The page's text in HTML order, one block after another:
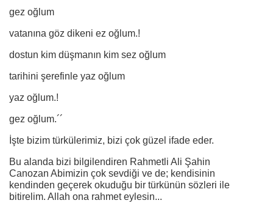
gez oğlum
vatanına göz dikeni ez oğlum.!
dostun kim düşmanın kim sez oğlum
tarihini şerefinle yaz oğlum
yaz oğlum.!
gez oğlum.´´
İşte bizim türkülerimiz, bizi çok güzel ifade eder.
Bu alanda bizi bilgilendiren Rahmetli Ali Şahin
Canozan Abimizin çok sevdiği ve de; kendisinin
kendinden geçerek okuduğu bir türkünün sözleri ile
bitirelim. Allah ona rahmet eylesin...